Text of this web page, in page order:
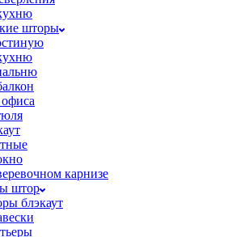
шторы
карнизе
штор
блэкаут